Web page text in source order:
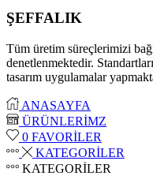
ŞEFFALIK
Tüm üretim süreçlerimizi
denetlenmektedir.
tasarım uygulamalar
ANASAYFA
ÜRÜNLERİMZ
0 FAVORİLER
KATEGORİLER
KATEGORİLER